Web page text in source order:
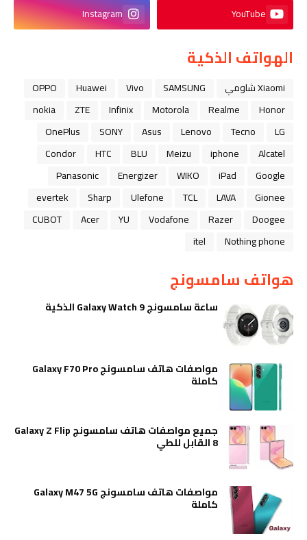
YouTube
Instagram
الهواتف الذكية
Xiaomi شاومي SAMSUNG
Vivo
Huawei
OPPO
Honor
Realme
Motorola
Infinix
ZTE
nokia
LG
Tecno
Lenovo
Asus
SONY
OnePlus
Alcatel
iphone
Meizu
BLU
HTC
Condor
Google
iPad
WIKO
Energizer
Panasonic
Gionee
LAVA
TCL
Ulefone
Sharp
evertek
Doogee
Razer
Vodafone
YU
Acer
CUBOT
Nothing phone
itel
هواتف سامسونج
ساعة سامسونج Galaxy Watch 9 الذكية
مواصفات هاتف سامسونج Galaxy F70 Pro
كاملة
جميع مواصفات هاتف سامسونج Galaxy Z Flip
8 القابل للطي
مواصفات هاتف سامسونج Galaxy M47 5G
كاملة